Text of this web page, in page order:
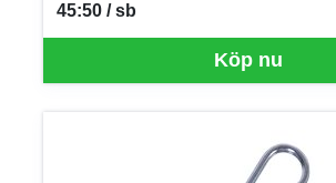
Köp nu
45:50 / sb
SEK per SB